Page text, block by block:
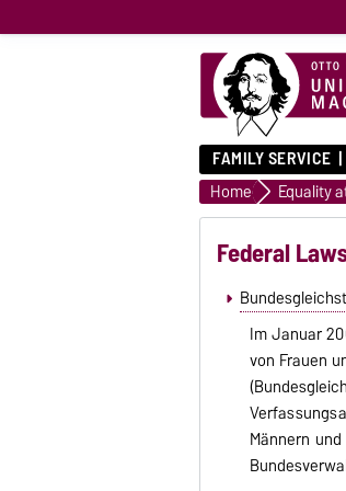
FAMILY SERVICE
Home Equality
Federal
Im Januar
von Frauen
Männern